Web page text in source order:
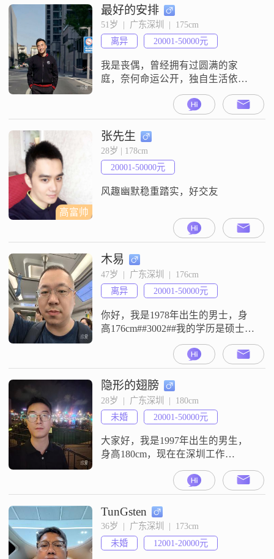
付出～我的兴趣很广泛，喜欢打羽
毛球、绘画、唱歌、旅游，当然还
有看电影。我以前是从事过英语教
育的，相信以后能教育好自己的孩
子。我希望能认识一个踏实、善良
的姑娘。希望我们都
最好的安排
51岁  |  广东深圳  |  175cm
离异
20001-50000元
我是丧偶，曾经拥有过圆满的家
庭，奈何命运公开，独自生活依旧
相信人间温暖##3002##经历过离
别，更明白陪伴千金不换##3002##
高富帅
张先生
28岁 | 178cm
20001-50000元
风趣幽默稳重踏实，好交友
木易
47岁  |  广东深圳  |  176cm
离异
20001-50000元
你好，我是1978年出生的男士，身
高176cm##3002##我的学历是硕士，
现在在深圳工作，月收入在20001到
50000元之间##3002##关于我的性
格，大家通常会觉得我是一个稳重
可靠的人，同时我也比较外向健谈
##3002##平时做事责任感强，也比
较幽默风趣，性格乐观积极
##3002##另外，我也算是一个成熟
稳重
隐形的翅膀
28岁  |  广东深圳  |  180cm
未婚
20001-50000元
大家好，我是1997年出生的男生，
身高180cm，现在在深圳工作
##3002##我的月收入在20001到
50000元之间##3002##关于我的性
格，大家给我的评价是稳重可靠，
平时做事比较踏实，让人觉得可以
信赖##3002##同时我也比较幽默风
趣，相处起来不会觉得沉闷，喜欢
轻松的交流氛围##3002##我是一个
TunGsten
36岁  |  广东深圳  |  173cm
未婚
12001-20000元